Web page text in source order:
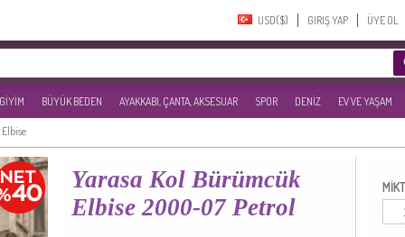
USD($)‎ GIRIŞ YAP ÜYE OL
BÜYÜK BEDEN AYAKKABI, ÇANTA, AKSESUAR SPOR DENİZ EV VE YAŞAM
Yarasa Kol Bürümcük
Elbise 2000-07 Petrol